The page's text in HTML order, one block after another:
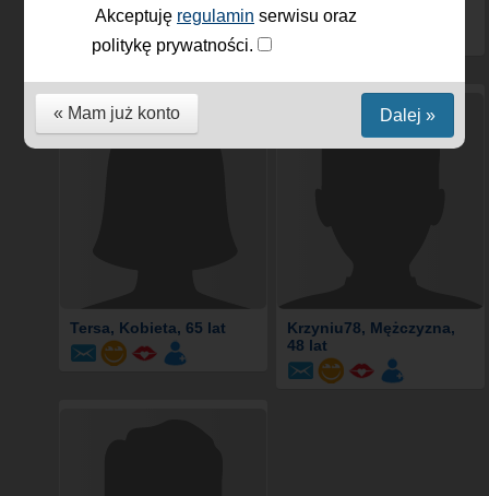
marcinek785,
Mężczyzna, 29 lat
armado, Kobieta, 56 lat
Tersa, Kobieta, 65 lat Krzyniu78, Mężczyzna,
48 lat
Akceptuję regulamin serwisu oraz
politykę prywatności.
« Mam już konto Dalej »